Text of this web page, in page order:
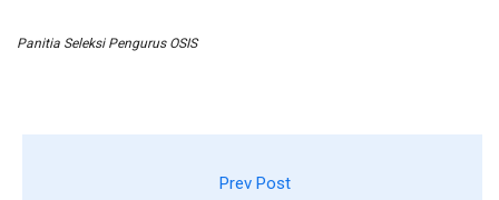
Panitia Seleksi Pengurus OSIS
Prev Post